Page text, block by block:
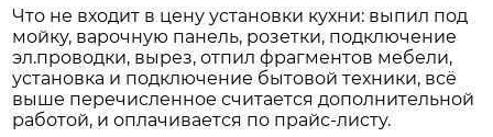
Что не входит в цену установки кухни: выпил под
мойку, варочную панель, розетки, подключение
эл.проводки, вырез, отпил фрагментов мебели,
установка и подключение бытовой техники, всё
выше перечисленное считается дополнительной
работой, и оплачивается по прайс-листу.